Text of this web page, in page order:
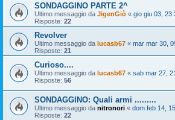
SONDAGGINO PARTE 2^
Ultimo messaggio da JigenGiò « gio giu 03,
Risposte: 22
Revolver
Ultimo messaggio da lucasb67 « mar mar 30,
Risposte: 21
Curioso....
Ultimo messaggio da lucasb67 « sab mar 27,
Risposte: 56
SONDAGGINO: Quali armi .........
Ultimo messaggio da nitronori « dom feb 14,
Risposte: 22